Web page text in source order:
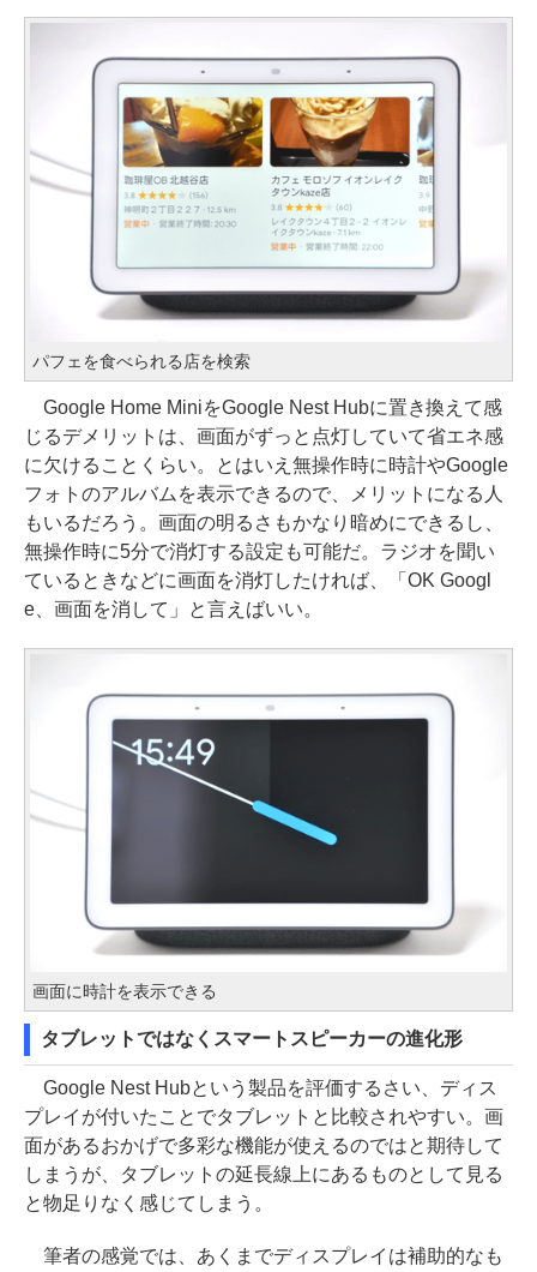
パフェを食べられる店を検索
Google Home MiniをGoogle Nest Hubに置き換えて感
じるデメリットは、画面がずっと点灯していて省エネ感
に欠けることくらい。とはいえ無操作時に時計やGoogle
フォトのアルバムを表示できるので、メリットになる人
もいるだろう。画面の明るさもかなり暗めにできるし、
無操作時に5分で消灯する設定も可能だ。ラジオを聞い
ているときなどに画面を消灯したければ、「OK Googl
e、画面を消して」と言えばいい。
画面に時計を表示できる
タブレットではなくスマートスピーカーの進化形
Google Nest Hubという製品を評価するさい、ディス
プレイが付いたことでタブレットと比較されやすい。画
面があるおかげで多彩な機能が使えるのではと期待して
しまうが、タブレットの延長線上にあるものとして見る
と物足りなく感じてしまう。
筆者の感覚では、あくまでディスプレイは補助的なも